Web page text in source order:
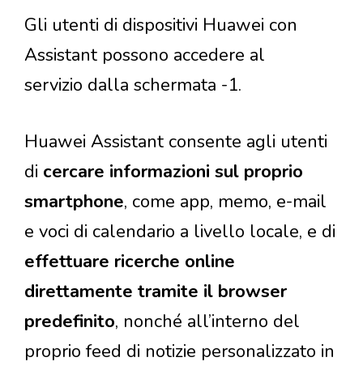
Gli utenti di dispositivi Huawei con
Assistant possono accedere al
servizio dalla schermata -1.
Huawei Assistant consente agli utenti
di cercare informazioni sul proprio
smartphone, come app, memo, e-mail
e voci di calendario a livello locale, e di
effettuare ricerche online
direttamente tramite il browser
predefinito, nonché all’interno del
proprio feed di notizie personalizzato in